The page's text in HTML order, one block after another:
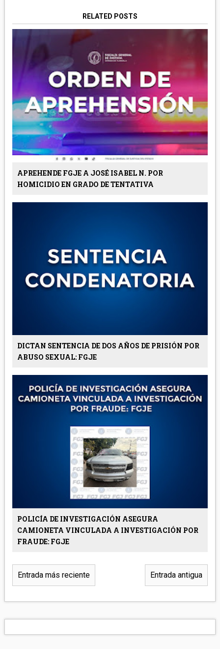
RELATED POSTS
APREHENDE FGJE A JOSÉ ISABEL N. POR
HOMICIDIO EN GRADO DE TENTATIVA
DICTAN SENTENCIA DE DOS AÑOS DE PRISIÓN POR
ABUSO SEXUAL: FGJE
POLICÍA DE INVESTIGACIÓN ASEGURA
CAMIONETA VINCULADA A INVESTIGACIÓN POR
FRAUDE: FGJE
Entrada más reciente Entrada antigua